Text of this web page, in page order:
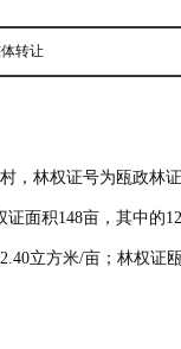
转让
，林权证号为瓯政林
证面积148亩，其中的
立方米/亩；林权证